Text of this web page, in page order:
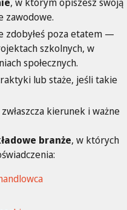
zawodowe.
zdobyłeś poza etatem —
szkolnych, w
społecznych.
lub staże, jeśli takie
zwłaszcza kierunek i ważne
branże, w których